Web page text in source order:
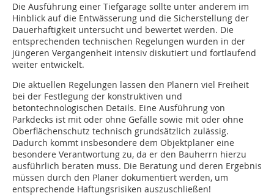
Die Ausführung einer Tiefgarage sollte unter anderem im
Hinblick auf die Entwässerung und die Sicherstellung der
Dauerhaftigkeit untersucht und bewertet werden. Die
entsprechenden technischen Regelungen wurden in der
jüngeren Vergangenheit intensiv diskutiert und fortlaufend
weiter entwickelt.
Die aktuellen Regelungen lassen den Planern viel Freiheit
bei der Festlegung der konstruktiven und
betontechnologischen Details. Eine Ausführung von
Parkdecks ist mit oder ohne Gefälle sowie mit oder ohne
Oberflächenschutz technisch grundsätzlich zulässig.
Dadurch kommt insbesondere dem Objektplaner eine
besondere Verantwortung zu, da er den Bauherrn hierzu
ausführlich beraten muss. Die Beratung und deren Ergebnis
müssen durch den Planer dokumentiert werden, um
entsprechende Haftungsrisiken auszuschließen!